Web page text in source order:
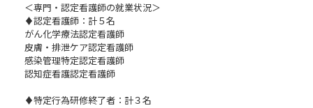
＜専門・認定看護師の就業状況＞
♦認定看護師：計５名
がん化学療法認定看護師
皮膚・排泄ケア認定看護師
感染管理特定認定看護師
認知症看護認定看護師
♦特定行為研修終了者：計３名